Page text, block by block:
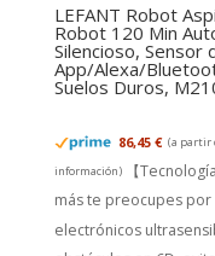
LEFANT Robot
Robot 120 Min
Silencioso, Sensor
App/Alexa/
Suelos Duros,
86,45 € (a partir
información)
【
más te preocupes por
electrónicos